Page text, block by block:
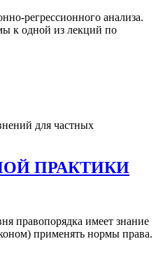
регрессионного анализа.
к одной из лекций по
для частных
ПРАКТИКИ
правопорядка имеет знание
применять нормы права.